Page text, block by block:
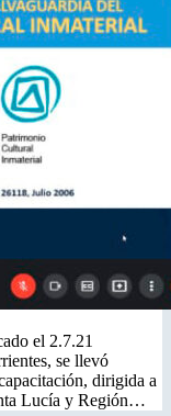
el 2.7.21
se llevó
dirigida a
Lucía y Región…